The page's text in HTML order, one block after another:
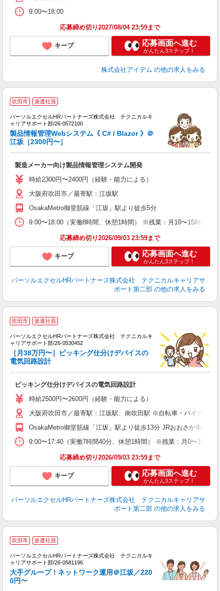
9:00〜18:00
応募締め切り2027/08/04 23:59まで
キープ 応募画面へ進む
かんたん3ステップ！
株式会社アイデム の他の求人をみる
吹田市 派遣社員
パーソルエクセルHRパートナーズ株式会社 テクニカルキ
ャリアサポート部/26-0572100
製品情報管理Webシステム《 C# / Blazor 》＠
江坂［2300円〜］
製造メーカー向け製品情報管理システム開発
時給2300円〜2400円（経験・能力による）
大阪府吹田市／最寄駅：江坂駅
OsakaMetro御堂筋線「江坂」駅より徒歩5分
9:00〜18:00（実働8時間、休憩1時間） ※残業：月10〜15時間程
応募締め切り2026/09/03 23:59まで
キープ 応募画面へ進む
かんたん3ステップ！
パーソルエクセルHRパートナーズ株式会社 テクニカルキャリアサ
ポート第二部 の他の求人をみる
吹田市 派遣社員
パーソルエクセルHRパートナーズ株式会社 テクニカルキ
ャリアサポート部/26-0530452
［月38万円〜］ピッキング仕分けデバイスの
電気回路設計
ピッキング仕分けデバイスの電気回路設計
時給2500円〜2600円（経験・能力による）
大阪府吹田市／最寄駅：江坂駅、南吹田駅 ※自転車・バイク通勤
OsakaMetro御堂筋線「江坂」駅より徒歩13分 JRおおさか東線「
9:00〜17:40（実働7時間40分、休憩1時間） ※残業：月0〜10時
応募締め切り2026/09/03 23:59まで
キープ 応募画面へ進む
かんたん3ステップ！
パーソルエクセルHRパートナーズ株式会社 テクニカルキャリアサ
ポート第二部 の他の求人をみる
吹田市 派遣社員
パーソルエクセルHRパートナーズ株式会社 テクニカルキ
ャリアサポート部/26-0581196
大手グループ！ネットワーク運用＠江坂／220
0円〜